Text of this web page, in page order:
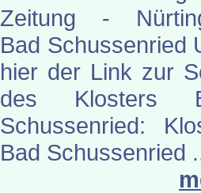
Zeitung -
Bad Schussenried
hier der Link zur
des Klosters
Schussenried:
Bad Schussenried